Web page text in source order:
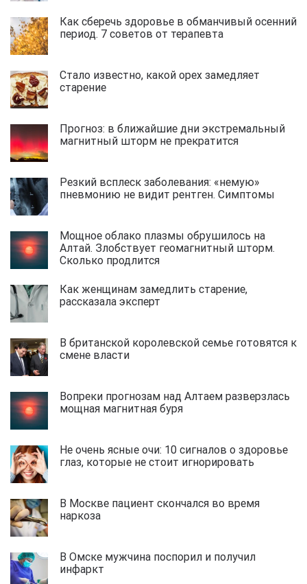
Как сберечь здоровье в обманчивый осенний
период. 7 советов от терапевта
Стало известно, какой орех замедляет
старение
Прогноз: в ближайшие дни экстремальный
магнитный шторм не прекратится
Резкий всплеск заболевания: «немую»
пневмонию не видит рентген. Симптомы
Мощное облако плазмы обрушилось на
Алтай. Злобствует геомагнитный шторм.
Сколько продлится
Как женщинам замедлить старение,
рассказала эксперт
В британской королевской семье готовятся к
смене власти
Вопреки прогнозам над Алтаем разверзлась
мощная магнитная буря
Не очень ясные очи: 10 сигналов о здоровье
глаз, которые не стоит игнорировать
В Москве пациент скончался во время
наркоза
В Омске мужчина поспорил и получил
инфаркт